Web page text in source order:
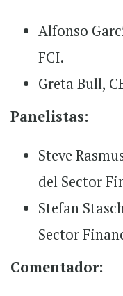
Alfonso
FCI.
Greta Bull,
Panelistas:
Steve
del Sector
Stefan
Sector
Comentador: